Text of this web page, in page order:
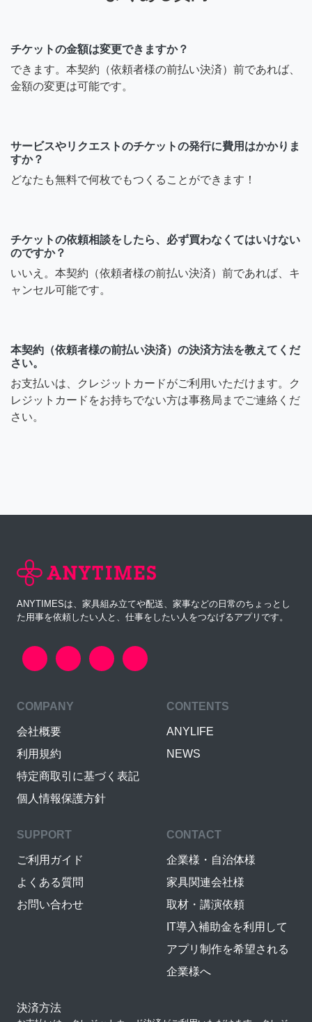
チケットの金額は変更できますか？
できます。本契約（依頼者様の前払い決済）前であれば、
金額の変更は可能です。
サービスやリクエストのチケットの発行に費用はかかりま
すか？
どなたも無料で何枚でもつくることができます！
チケットの依頼相談をしたら、必ず買わなくてはいけない
のですか？
いいえ。本契約（依頼者様の前払い決済）前であれば、キ
ャンセル可能です。
本契約（依頼者様の前払い決済）の決済方法を教えてくだ
さい。
お支払いは、クレジットカードがご利用いただけます。ク
レジットカードをお持ちでない方は事務局までご連絡くだ
さい。
ANYTIMESは、家具組み立てや配送、家事などの日常のちょっとし
た用事を依頼したい人と、仕事をしたい人をつなげるアプリです。
COMPANY
会社概要
利用規約
特定商取引に基づく表記
個人情報保護方針
CONTENTS
ANYLIFE
NEWS
SUPPORT
ご利用ガイド
よくある質問
お問い合わせ
CONTACT
企業様・自治体様
家具関連会社様
取材・講演依頼
IT導入補助金を利用して
アプリ制作を希望される
企業様へ
決済方法